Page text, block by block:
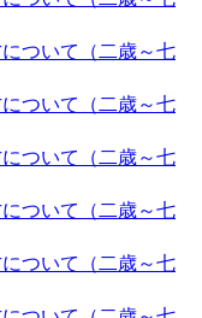
。ベベドールで
ワクチンの接種
りますので、お客
することが可能で
際は、私どもベベ
学スペースがござ
ていただきます。
様をお待ちしてい
いただくことはで
ついて（二歳～七
ついて（二歳～七
ついて（二歳～七
ついて（二歳～七
ついて（二歳～七